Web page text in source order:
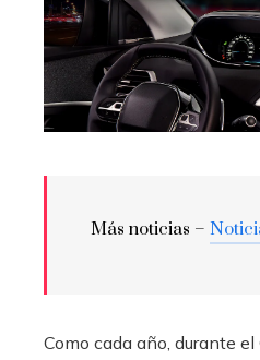
Más noticias –
Como cada año, durante